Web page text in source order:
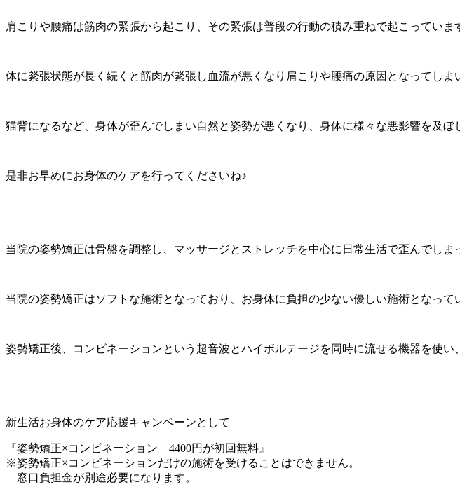
肩こりや腰痛は筋肉の緊張から起こり、その緊張は普段の行動の積み重ねで起こっていま
体に緊張状態が長く続くと筋肉が緊張し血流が悪くなり肩こりや腰痛の原因となってしま
猫背になるなど、身体が歪んでしまい自然と姿勢が悪くなり、身体に様々な悪影響を及ぼ
是非お早めにお身体のケアを行ってくださいね♪
当院の姿勢矯正は骨盤を調整し、マッサージとストレッチを中心に日常生活で歪んでし
当院の姿勢矯正はソフトな施術となっており、お身体に負担の少ない優しい施術となって
姿勢矯正後、コンビネーションという超音波とハイボルテージを同時に流せる機器を使
新生活お身体のケア応援キャンペーンとして
『姿勢矯正×コンビネーション 4400円が初回無料』
※姿勢矯正×コンビネーションだけの施術を受けることはできません。
窓口負担金が別途必要になります。